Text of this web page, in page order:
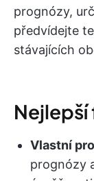
prognózy,
předvídejte
stávajících
Nejlepší
Vlastní
prognózy